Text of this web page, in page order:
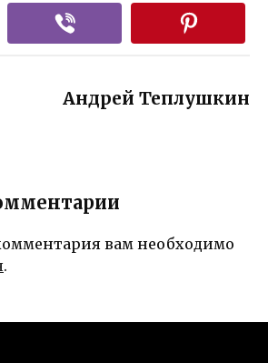
Андрей Теплушкин
вам необходимо
.